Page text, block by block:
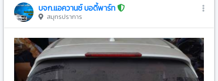
บจก.แอควานซ์ บอดี้พาร์ท
สมุทรปราการ